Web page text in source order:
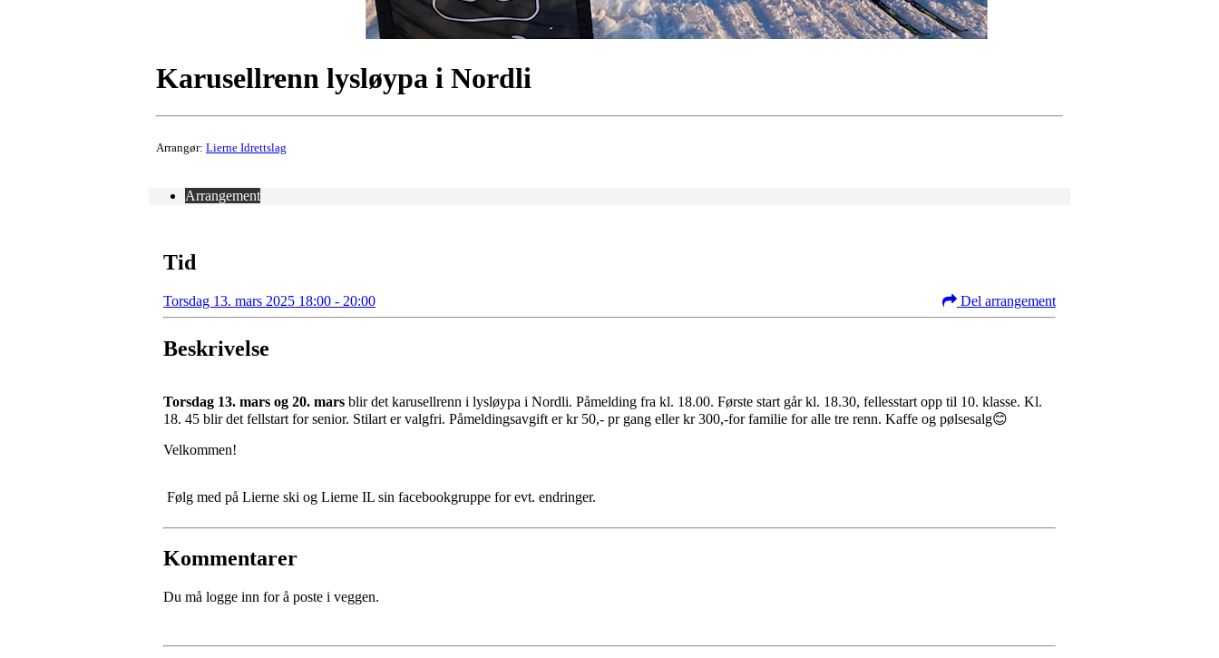
Karusellrenn lysløypa i Nordli
Arrangør: Lierne Idrettslag
Arrangement
Tid
Torsdag 13. mars 2025 18:00 - 20:00 Del arrangement
Beskrivelse
Torsdag 13. mars og 20. mars blir det karusellrenn i lysløypa i Nordli. Påmelding fra kl. 18.00. Første start går kl. 18.30, fellesstart opp til 10. klasse. Kl.
18. 45 blir det fellstart for senior. Stilart er valgfri. Påmeldingsavgift er kr 50,- pr gang eller kr 300,-for familie for alle tre renn. Kaffe og pølsesalg😊
Velkommen!
Følg med på Lierne ski og Lierne IL sin facebookgruppe for evt. endringer.
Kommentarer
Du må logge inn for å poste i veggen.